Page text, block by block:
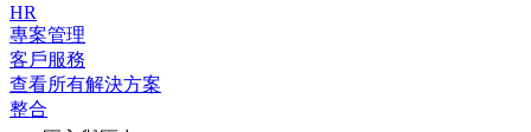
HR
專案管理
客戶服務
查看所有解決方案
整合